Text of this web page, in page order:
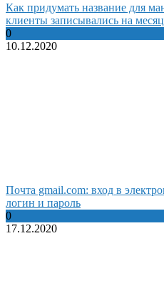
Как придумать название для
клиенты записывались на
0
10.12.2020
Почта gmail.com: вход в
логин и пароль
0
17.12.2020